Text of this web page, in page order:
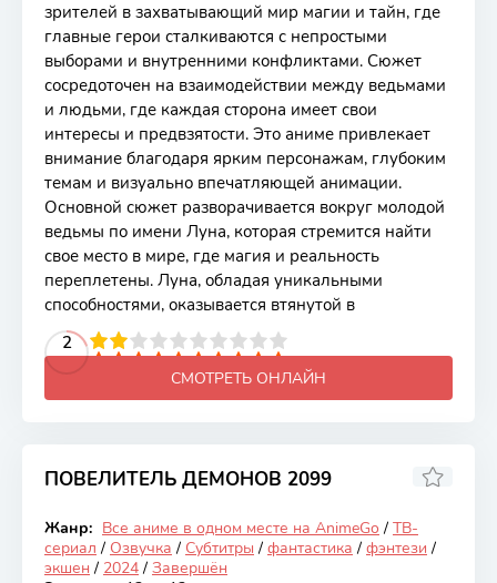
зрителей в захватывающий мир магии и тайн, где
главные герои сталкиваются с непростыми
выборами и внутренними конфликтами. Сюжет
сосредоточен на взаимодействии между ведьмами
и людьми, где каждая сторона имеет свои
интересы и предвзятости. Это аниме привлекает
внимание благодаря ярким персонажам, глубоким
темам и визуально впечатляющей анимации.
Основной сюжет разворачивается вокруг молодой
ведьмы по имени Луна, которая стремится найти
свое место в мире, где магия и реальность
переплетены. Луна, обладая уникальными
способностями, оказывается втянутой в
2
4 5 6 7 8 9 10
СМОТРЕТЬ ОНЛАЙН
ПОВЕЛИТЕЛЬ ДЕМОНОВ 2099
Закончен
7.41
Жанр: Все аниме в одном месте на AnimeGo / ТВ-
сериал / Озвучка / Субтитры / фантастика / фэнтези /
экшен / 2024 / Завершён